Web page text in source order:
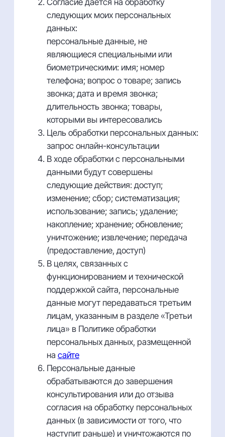
следующих моих персональных
данных:
персональные данные, не
являющиеся специальными или
биометрическими: имя; номер
телефона; вопрос о товаре; запись
звонка; дата и время звонка;
длительность звонка; товары,
которыми вы интересовались
Цель обработки персональных данных:
запрос онлайн-консультации
В ходе обработки с персональными
данными будут совершены
следующие действия: доступ;
изменение; сбор; систематизация;
использование; запись; удаление;
накопление; хранение; обновление;
уничтожение; извлечение; передача
(предоставление, доступ)
В целях, связанных с
функционированием и технической
поддержкой сайта, персональные
данные могут передаваться третьим
лицам, указанным в разделе «Третьи
лица» в Политике обработки
персональных данных, размещенной
на сайте
Персональные данные
обрабатываются до завершения
консультирования или до отзыва
согласия на обработку персональных
данных (в зависимости от того, что
наступит раньше) и уничтожаются по